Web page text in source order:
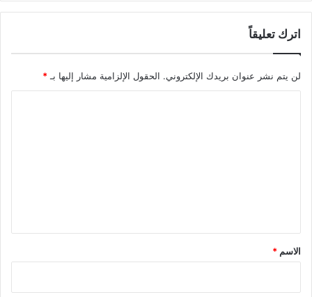
اترك تعليقاً
لن يتم نشر عنوان بريدك الإلكتروني. الحقول الإلزامية مشار إليها بـ *
*
الاسم *